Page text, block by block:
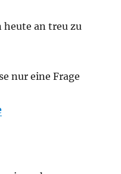
heute an treu zu
nur eine Frage